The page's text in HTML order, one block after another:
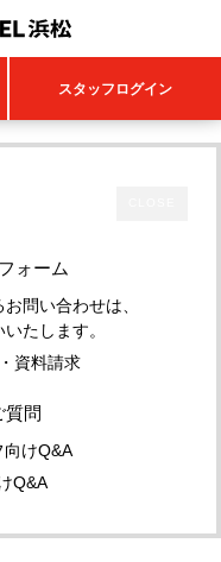
スタッフログイン
ォーム
問い合わせは、
たします。
資料請求
質問
向けQ&A
Q&A